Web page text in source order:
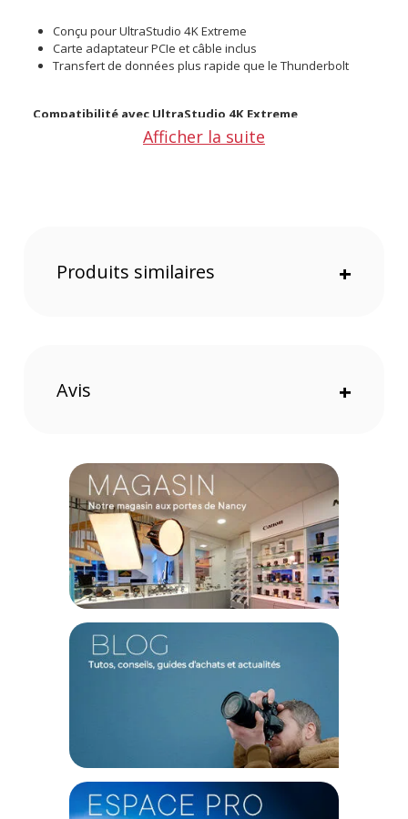
Conçu pour UltraStudio 4K Extreme
Carte adaptateur PCIe et câble inclus
Transfert de données plus rapide que le Thunderbolt
Compatibilité avec UltraStudio 4K Extreme
Le Blackmagic Kit de câbles PCIe est spécialement conçu pour
fonctionner avec l'UltraStudio 4K Extreme, garantissant une
Extreme 3
CONTENU DU CARTON
Carte PCIe Gen 3
Câble PCIe haute vitesse
Offre valable jusqu'au 06-08-2026 inclus.
Code EAN Blackmagic Design Kit de câbles PCIe - Accessoires
vidéo - Achat et Prix :9338716004427
Garantie 2 ans
d'achat, sur la base d'une expédition Chronopost 24H vers un point
relais situé en France continentale uniquement, valable uniquement
sur les produits de moins de 1m et moins de 20Kg.
(3) Nombre de points Fidélité estimés, hors remises au panier, basé
sur le prix TTC en €, les points seront effectivement calculés dans le
Afficher la suite
Produits similaires +
Avis +